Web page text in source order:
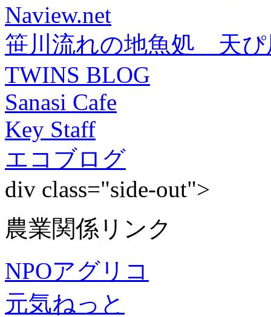
Naview.net
笹川流れの地魚処 天ぴ
TWINS BLOG
Sanasi Cafe
Key Staff
エコブログ
div class="side-out">
農業関係リンク
NPOアグリコ
元気ねっと